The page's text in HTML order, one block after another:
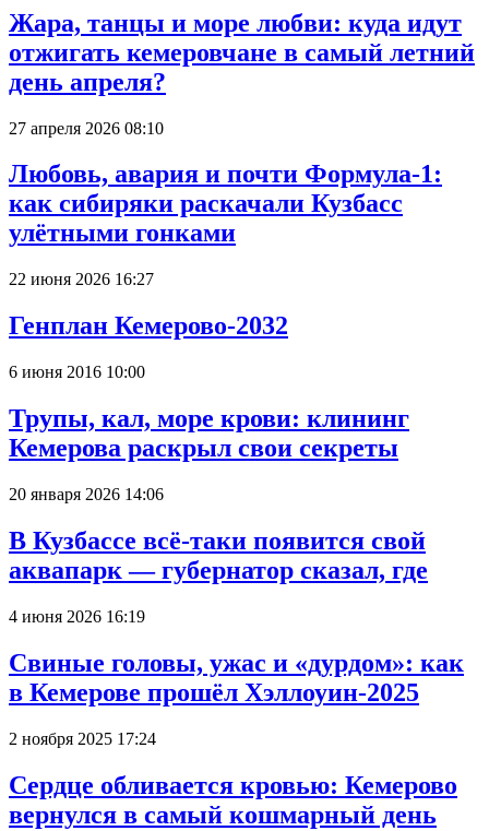
Жара, танцы и море любви: куда идут
отжигать кемеровчане в самый летний
день апреля?
27 апреля 2026 08:10
Любовь, авария и почти Формула-1:
как сибиряки раскачали Кузбасс
улётными гонками
22 июня 2026 16:27
Генплан Кемерово-2032
6 июня 2016 10:00
Трупы, кал, море крови: клининг
Кемерова раскрыл свои секреты
20 января 2026 14:06
В Кузбассе всё-таки появится свой
аквапарк — губернатор сказал, где
4 июня 2026 16:19
Свиные головы, ужас и «дурдом»: как
в Кемерове прошёл Хэллоуин-2025
2 ноября 2025 17:24
Сердце обливается кровью: Кемерово
вернулся в самый кошмарный день